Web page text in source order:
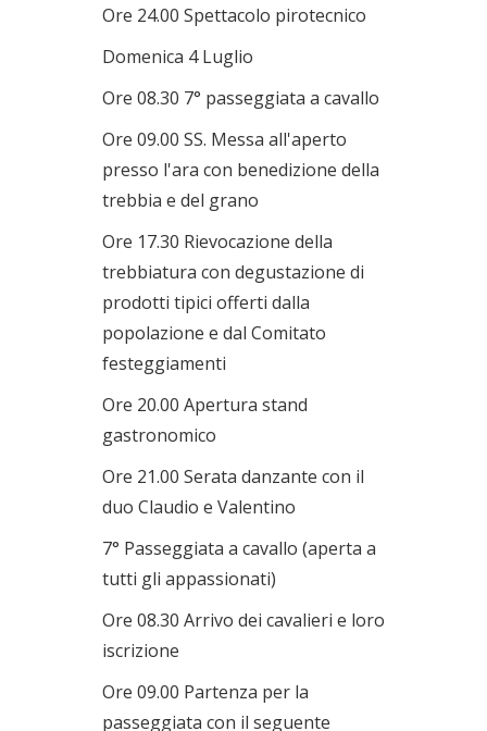
Ore 24.00 Spettacolo pirotecnico
Domenica 4 Luglio
Ore 08.30 7° passeggiata a cavallo
Ore 09.00 SS. Messa all'aperto
presso l'ara con benedizione della
trebbia e del grano
Ore 17.30 Rievocazione della
trebbiatura con degustazione di
prodotti tipici offerti dalla
popolazione e dal Comitato
festeggiamenti
Ore 20.00 Apertura stand
gastronomico
Ore 21.00 Serata danzante con il
duo Claudio e Valentino
7° Passeggiata a cavallo (aperta a
tutti gli appassionati)
Ore 08.30 Arrivo dei cavalieri e loro
iscrizione
Ore 09.00 Partenza per la
passeggiata con il seguente